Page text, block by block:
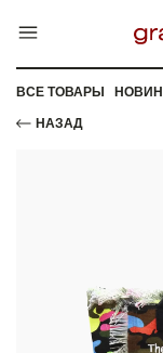
ВСЕ ТОВАРЫ
НАЗАД